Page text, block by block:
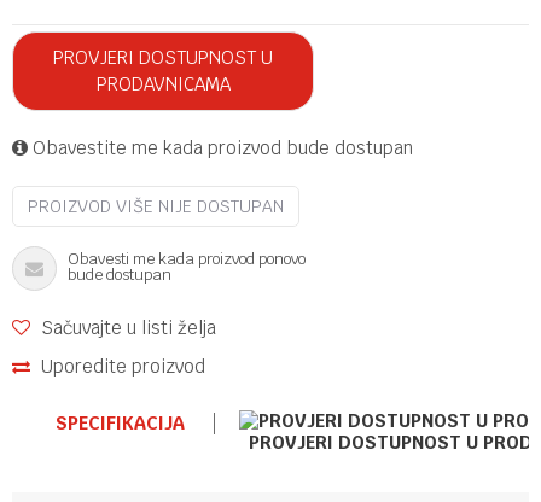
PROVJERI DOSTUPNOST U
PRODAVNICAMA
Obavestite me kada proizvod bude dostupan
PROIZVOD VIŠE NIJE DOSTUPAN
Obavesti me kada proizvod ponovo
bude dostupan
Sačuvajte u listi želja
Uporedite proizvod
SPECIFIKACIJA
PROVJERI DOSTUPNOST U